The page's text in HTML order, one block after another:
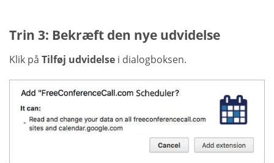
Trin 3: Bekræft den nye udvidelse
Klik på Tilføj udvidelse i dialogboksen.